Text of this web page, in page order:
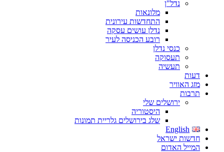
נדל"ן
מלונאות
התחדשות עירונית
נדלן עושים עסקה
רובע הכניסה לעיר
כנסי נדלן
תעסוקה
תעשיה
דעות
מזג האוויר
תרבות
ירושלים שלי
היסטוריה
שלג בירושלים גלריית תמונות
English
חדשות ישראל
המייל האדום